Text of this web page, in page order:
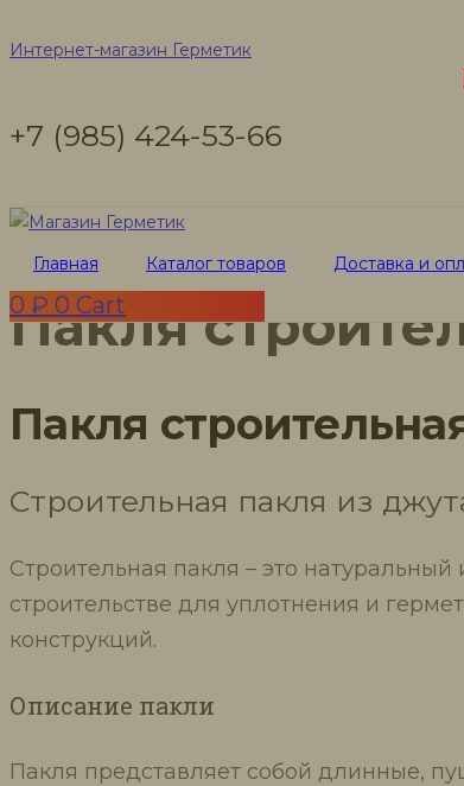
Интернет-магазин Герметик
+7 (985) 424-53-66
Главная Каталог товаров Доставка и
0 ₽ 0 Cart
Пакля
Интернет-магазин Герметик
Пакля
Пакля
Строительная пакля из
Строительная пакля – это
строительстве для уплотнения и
конструкций.
Описание пакли
Пакля представляет собой длинные,